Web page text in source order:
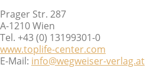
Prager Str. 287
A-1210 Wien
Tel. +43 (0) 13199301-0
www.toplife-center.com
E-Mail: info@wegweiser-verlag.at